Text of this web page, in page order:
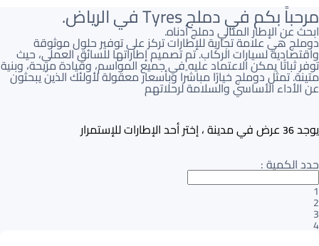
مرحباً بكم في دملج Tyres في الرياض.
ابحث عن الإطار المثالي دملج أدناه.
دوملج هي علامة تجارية للإطارات تركز على توفير حلول موثوقة
واقتصادية لسيارات الركاب. تم تصميم إطاراتها للسائق العملي، حيث
توفر ثباتًا يمكن الاعتماد عليه في جميع المواسم، وقيادة مريحة، وبنية
متينة. تمثل دوملج خيارًا مباشرًا وبأسعار معقولة لأولئك الذين يبحثون
عن الأداء الأساسي والسلامة لرحلاتهم
يوجد36عرض في مدينة ، إختر أحد الإطارات للإستمرار
حدد الكمية:
1
2
3
4